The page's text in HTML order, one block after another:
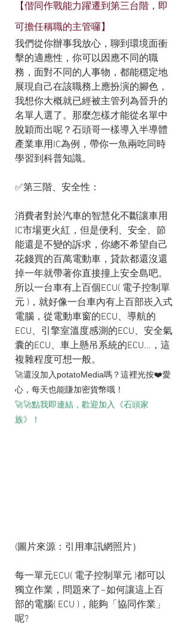
【偕同作戰能力躍遷到第三台階，即
可擔任稱職的主管囉】
我們從你辦事我放心，聊到環境面衝
擊的適應性，你可以因應不同的職
務，面對不同的人事物，都能穩定地
展現自己在該職務上應扮演的腳色，
我想你大概就已經被主管列為晉升的
名單人選了。那麼怎樣才能從名單中
脫穎而出呢？石頭哥一樣導入半導體
產業車用IC為例，帶你一魚兩吃同時
學習到科普知識。
✅第三階、安全性：
消費者對於汽車的智慧化不斷讓車用
IC市場更火紅，但是便利、安全、節
能還是不變的訴求，你總不希望自己
花錢買的百萬電動車，貸款都還沒還
掉一年就帶著你直接撞上安全島吧。
所以一台車有上百個ECU( 電子控制單
元 )，就好像一台車內有上百部崁入式
電腦，從電動車窗的ECU、導航的
ECU、引擎室溫度感測的ECU、安全氣
囊的ECU、車上懸吊系統的ECU...，這
複雜程度可想一般。
🚀還沒加入potatoMedia嗎？這裡光按❤️愛
心，每天也能賺加密貨幣哦！
🚀🚀點我即連結，歡迎加入《石頭家
族》！
(圖片來源：引用車訊網照片）
每一單元ECU( 電子控制單元 )都可以
獨立作業，問題來了~如何讓這上百
部的電腦( ECU )，能夠「協同作業」
呢?